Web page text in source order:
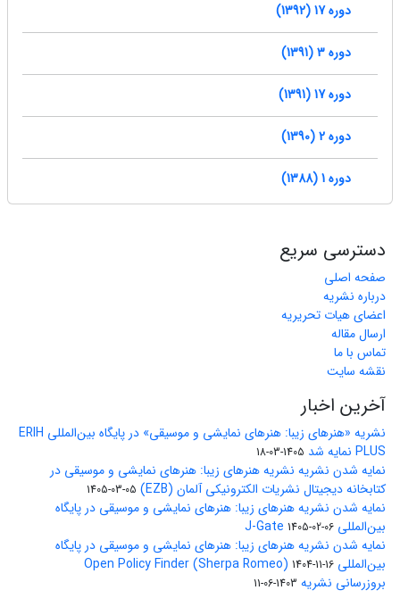
دوره 17 (1392)
دوره 3 (1391)
دوره 17 (1391)
دوره 2 (1390)
دوره 1 (1388)
دسترسی سریع
صفحه اصلی
درباره نشریه
اعضای هیات تحریریه
ارسال مقاله
تماس با ما
نقشه سایت
آخرین اخبار
نشریه «هنرهای زیبا: هنرهای نمایشی و موسیقی» در پایگاه بین‌المللی ERIH
PLUS نمایه شد
1405-03-18
نمایه شدن نشریه نشریه هنرهای زیبا: هنرهای نمایشی و موسیقی در
کتابخانه دیجیتال نشریات الکترونیکی آلمان (EZB)
1405-03-05
نمایه شدن نشریه هنرهای زیبا: هنرهای نمایشی و موسیقی در پایگاه
بین‌المللی J-Gate 1405-02-06
نمایه شدن نشریه هنرهای زیبا: هنرهای نمایشی و موسیقی در پایگاه
بین‌المللی Open Policy Finder (Sherpa Romeo) 1404-11-16
بروزرسانی نشریه 1403-06-11